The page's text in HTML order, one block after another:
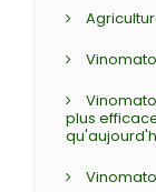
plus